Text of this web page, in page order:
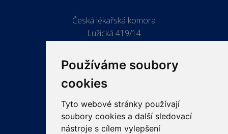
Používáme soubory
cookies
Tyto webové stránky používají
soubory cookies a další sledovací
nástroje s cílem vylepšení
Česká lékařská komora
Lužická 419/14
ODKAZY
PRO LÉKAŘE